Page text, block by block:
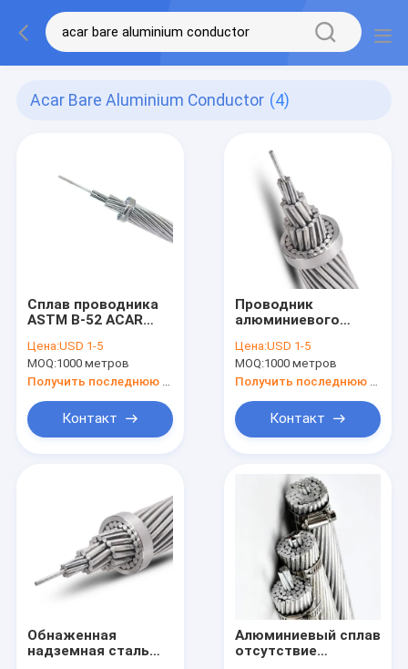
Acar Bare Aluminium Conductor (4)
Сплав проводника
ASTM B-52 ACAR
алюминиевый
усилил
Цена:USD 1-5
MOQ:1000 метров
Контакт
Проводник
алюминиевого
ACAR обнаженный
алюминиевый
Цена:USD 1-5
MOQ:1000 метров
Контакт
Обнаженная
надземная сталь
Алюминиевый сплав
отсутствие